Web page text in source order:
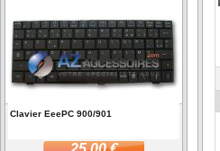
Clavier EeePC 900/901